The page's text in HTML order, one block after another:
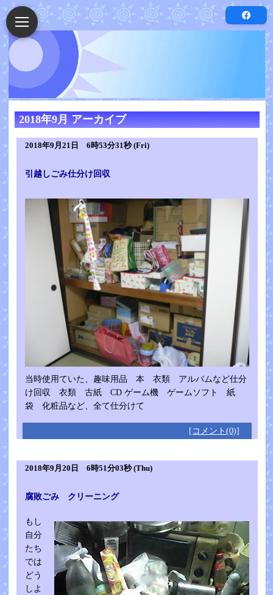
2018年9月 アーカイブ
2018年9月21日 6時53分31秒 (Fri)
引越しごみ仕分け回収
当時使用ていた、趣味用品 本 衣類 アルバムなど仕分
け回収 衣類 古紙 CD ゲーム機 ゲームソフト 紙
袋 化粧品など、全て仕分けて
[コメント(0)]
2018年9月20日 6時51分03秒 (Thu)
腐敗ごみ クリーニング
もし
自分
たち
では
どう
しよ